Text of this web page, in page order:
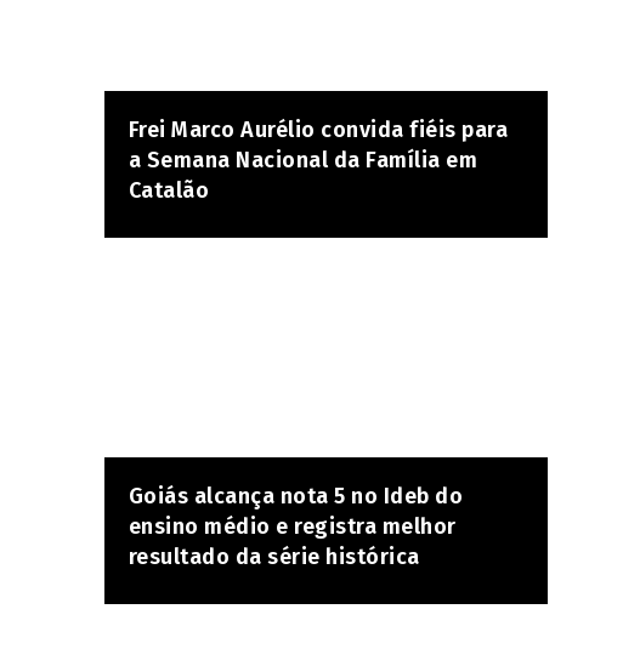
Frei Marco Aurélio convida fiéis para
a Semana Nacional da Família em
Catalão
Goiás alcança nota 5 no Ideb do
ensino médio e registra melhor
resultado da série histórica